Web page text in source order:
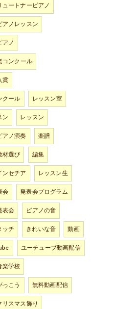
ュートナーピアノ
アノレッスン
ノ
コンクール
賞
クール
レッスン室
ン
レッスン
アノ演奏
楽譜
材選び
編集
ンセチア
レッスン生
会
発表会プログラム
表会
ピアノの音
ッチ きれいな音
動画
ユーチューブ動画配信
楽学校
こう
無料動画配信
リスマス飾り